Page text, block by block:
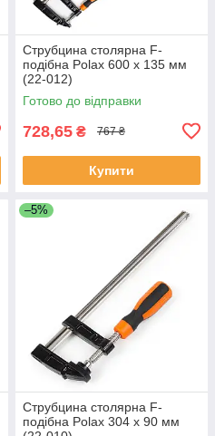
Струбцина столярна F-
подібна Polax 600 х 135 мм
(22-012)
Готово до відправки
728,65 ₴ 767 ₴
Купити
–5%
Струбцина столярна F-
подібна Polax 304 х 90 мм